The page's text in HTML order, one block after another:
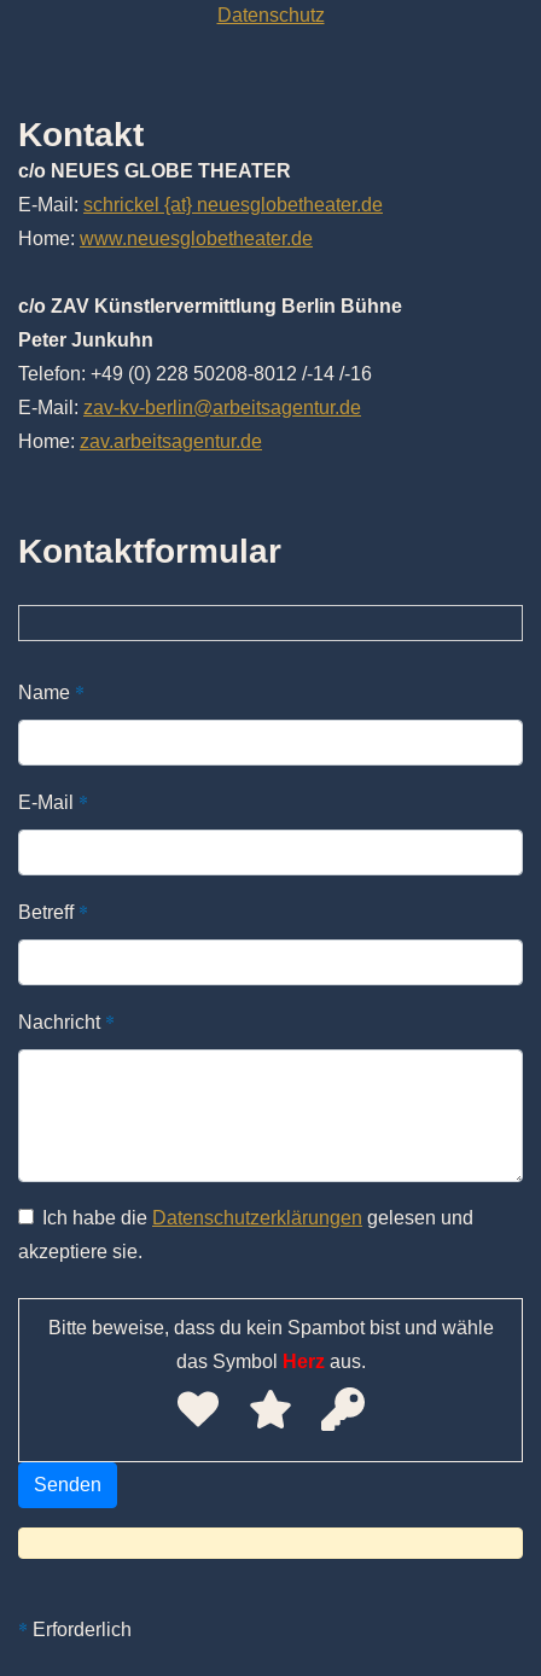
Datenschutz
Kontakt
c/o NEUES GLOBE THEATER
E-Mail: schrickel {at} neuesglobetheater.de
Home: www.neuesglobetheater.de
c/o ZAV Künstlervermittlung Berlin Bühne
Peter Junkuhn
Telefon: +49 (0) 228 50208-8012 /-14 /-16
E-Mail: zav-kv-berlin@arbeitsagentur.de
Home: zav.arbeitsagentur.de
Kontaktformular
Name *
E-Mail *
Betreff *
Nachricht *
Ich habe die Datenschutzerklärungen gelesen und
akzeptiere sie.
Bitte beweise, dass du kein Spambot bist und wähle
das Symbol
Herzaus.
* Erforderlich